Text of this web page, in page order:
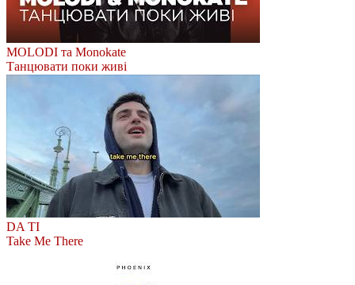
MOLODI та Monokate
Танцювати поки живі
DA TI
Take Me There